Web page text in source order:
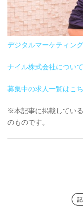
デジタルマーケティン
ナイル株式会社につい
募集中の求人一覧はこ
※本記事に掲載してい
のものです。